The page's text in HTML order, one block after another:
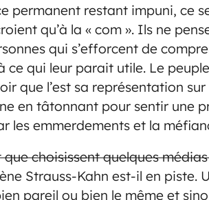
permanent restant impuni, ce
qu’à la « com ». Ils ne
qui s’efforcent de
ce qui leur parait utile. Le
que l’est sa représentation sur
en tâtonnant pour sentir une
les emmerdements et la
que choisissent quelques
Strauss-Kahn est-il en piste.
pareil ou bien le même et